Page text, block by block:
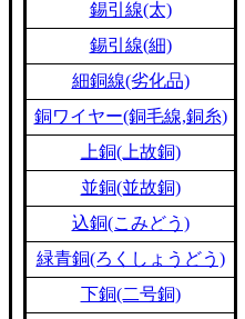
錫引線(太)
錫引線(細)
細銅線(劣化品)
銅ワイヤー(銅毛線,銅糸)
上銅(上故銅)
並銅(並故銅)
込銅(こみどう)
緑青銅(ろくしょうどう)
下銅(二号銅)